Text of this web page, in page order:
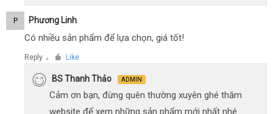
P Phương Linh
Có nhiều sản phẩm để lựa chọn, giá tốt!
Reply ● Like
BS Thanh Thảo ADMIN
Cảm ơn bạn, đừng quên thường xuyên ghé thăm
website để xem những sản phẩm mới nhất nhé.